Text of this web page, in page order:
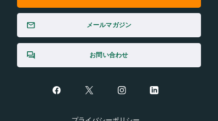
メールマガジン
お問い合わせ